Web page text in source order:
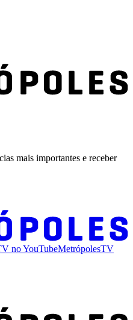
mais importantes e receber
noYouTubeMetrópolesTV